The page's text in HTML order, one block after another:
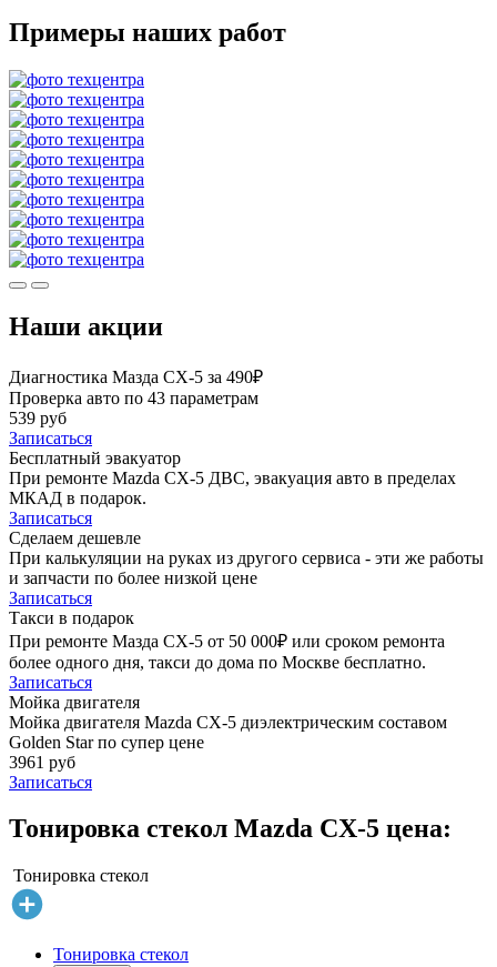
Примеры наших работ
Наши акции
Диагностика Мазда СХ-5 за 490₽
Проверка авто по 43 параметрам
539 руб
Записаться
Бесплатный эвакуатор
При ремонте Mazda CX-5 ДВС, эвакуация авто в пределах
МКАД в подарок.
Записаться
Сделаем дешевле
При калькуляции на руках из другого сервиса - эти же работы
и запчасти по более низкой цене
Записаться
Такси в подарок
При ремонте Мазда СХ-5 от 50 000₽ или сроком ремонта
более одного дня, такси до дома по Москве бесплатно.
Записаться
Мойка двигателя
Мойка двигателя Mazda CX-5 диэлектрическим составом
Golden Star по супер цене
3961 руб
Записаться
Тонировка стекол Mazda CX-5 цена:
Тонировка стекол
Тонировка стекол